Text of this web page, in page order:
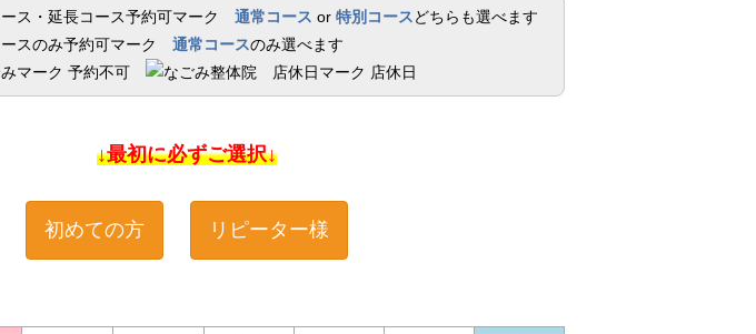
通常コース or 特別コースどちらも選べます
通常コースのみ選べます
予約不可
店休日
↓最初に必ずご選択↓
初めての方 リピーター様